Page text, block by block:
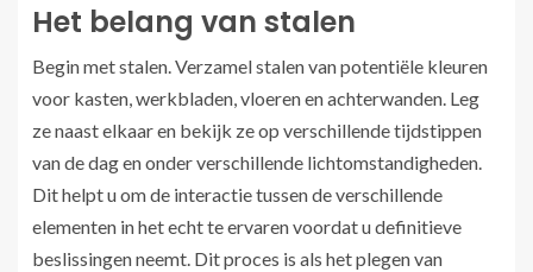
Het belang van stalen
Begin met stalen. Verzamel stalen van potentiële kleuren
voor kasten, werkbladen, vloeren en achterwanden. Leg
ze naast elkaar en bekijk ze op verschillende tijdstippen
van de dag en onder verschillende lichtomstandigheden.
Dit helpt u om de interactie tussen de verschillende
elementen in het echt te ervaren voordat u definitieve
beslissingen neemt. Dit proces is als het plegen van